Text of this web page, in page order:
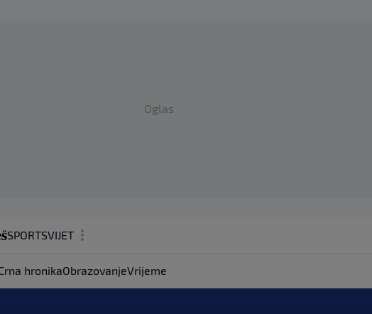
Oglas
SPORTSVIJET
ZDRAVLJE
hronikaObrazovanjeVrijeme